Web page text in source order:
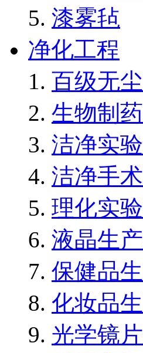
漆雾毡
净化工程
百级无
生物制
洁净实
洁净手
理化实
液晶生
保健品
化妆品
光学镜